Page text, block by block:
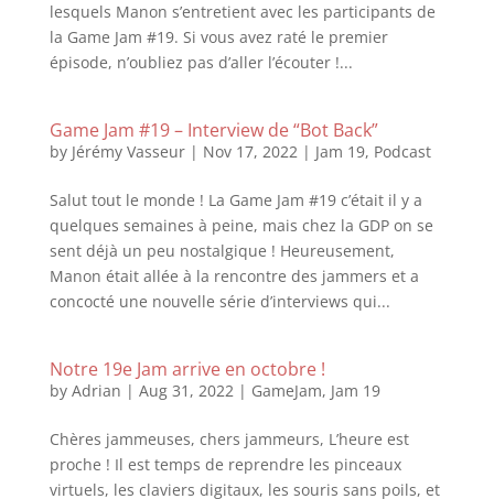
lesquels Manon s’entretient avec les participants de
la Game Jam #19. Si vous avez raté le premier
épisode, n’oubliez pas d’aller l’écouter !...
Game Jam #19 – Interview de “Bot Back”
by Jérémy Vasseur| Nov 17, 2022| Jam 19, Podcast
Salut tout le monde ! La Game Jam #19 c’était il y a
quelques semaines à peine, mais chez la GDP on se
sent déjà un peu nostalgique ! Heureusement,
Manon était allée à la rencontre des jammers et a
concocté une nouvelle série d’interviews qui...
Notre 19e Jam arrive en octobre !
by Adrian | Aug 31, 2022| GameJam, Jam 19
Chères jammeuses, chers jammeurs, L’heure est
proche ! Il est temps de reprendre les pinceaux
virtuels, les claviers digitaux, les souris sans poils, et